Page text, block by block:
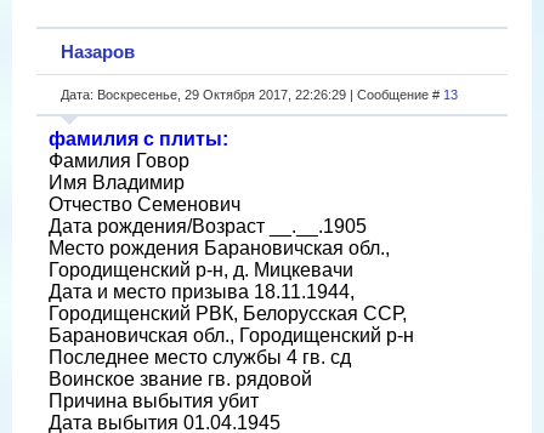
Назаров
Дата: Воскресенье, 29 Октября 2017, 22:26:29 | Сообщение # 13
фамилия с плиты:
Фамилия Говор
Имя Владимир
Отчество Семенович
Дата рождения/Возраст __.__.1905
Место рождения Барановичская обл.,
Городищенский р-н, д. Мицкевачи
Дата и место призыва 18.11.1944,
Городищенский РВК, Белорусская ССР,
Барановичская обл., Городищенский р-н
Последнее место службы 4 гв. сд
Воинское звание гв. рядовой
Причина выбытия убит
Дата выбытия 01.04.1945